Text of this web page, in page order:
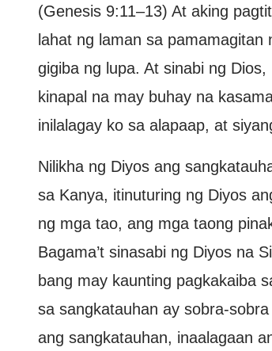
(Genesis 9:11–13) At aking
lahat ng laman sa
gigiba ng lupa. At sinabi ng
kinapal na may buhay na
inilalagay ko sa alapaap, at
Nilikha ng Diyos ang
sa Kanya, itinuturing ng Diyos
ng mga tao, ang mga taong
Bagama’t sinasabi ng Diyos na
bang may kaunting pagkakaiba
sa sangkatauhan ay sobra-
ang sangkatauhan, inaalagaan